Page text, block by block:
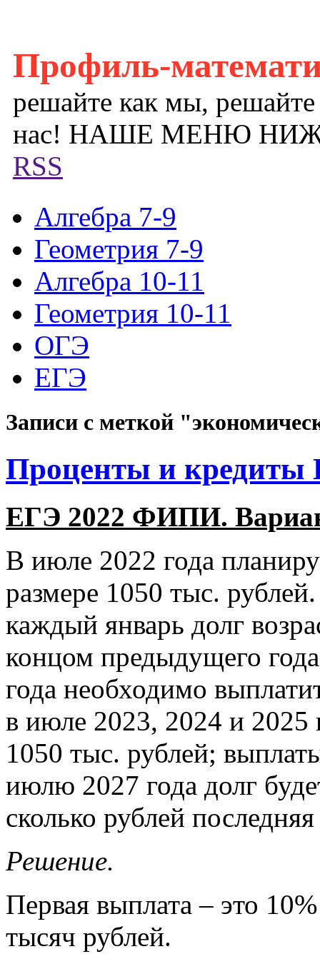
Профиль-
решайте как мы,
нас! НАШЕ МЕНЮ
RSS
Алгебра 7-9
Геометрия 7-9
Алгебра 10-11
Геометрия 10-11
ОГЭ
ЕГЭ
Записи с меткой
Проценты и кредиты
ЕГЭ 2022 ФИПИ.
В июле 2022 года
размере 1050 тыс.
каждый январь долг
концом предыдущего
года необходимо
в июле 2023, 2024 и 2025
1050 тыс. рублей;
июлю 2027 года долг
сколько рублей
Решение.
Первая выплата – это
тысяч рублей.